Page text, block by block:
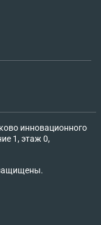
инновационного
1, этаж 0,